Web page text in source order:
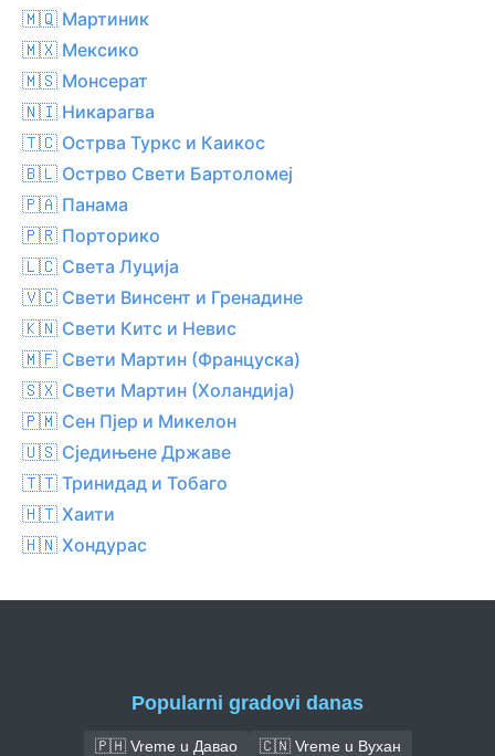
🇲🇶 Мартиник
🇲🇽 Мексико
🇲🇸 Монсерат
🇳🇮 Никарагва
🇹🇨 Острва Туркс и Каикос
🇧🇱 Острво Свети Бартоломеј
🇵🇦 Панама
🇵🇷 Порторико
🇱🇨 Света Луција
🇻🇨 Свети Винсент и Гренадине
🇰🇳 Свети Китс и Невис
🇲🇫 Свети Мартин (Француска)
🇸🇽 Свети Мартин (Холандија)
🇵🇲 Сен Пјер и Микелон
🇺🇸 Сједињене Државе
🇹🇹 Тринидад и Тобаго
🇭🇹 Хаити
🇭🇳 Хондурас
Popularni gradovi danas
🇵🇭 Vreme u Давао
🇨🇳 Vreme u Вухан